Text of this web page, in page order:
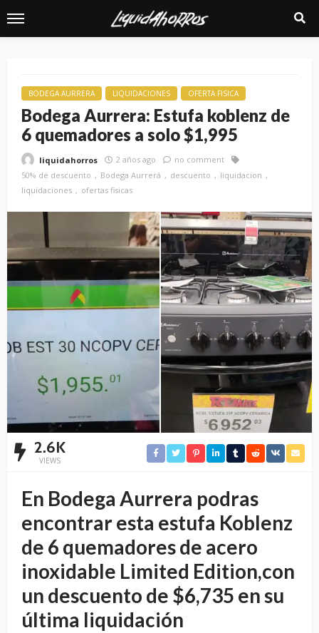
BODEGA AURRERA LIQUIDACIONES OFERTA FISICA
Bodega Aurrera: Estufa koblenz de
6 quemadores a solo $1,995
liquidahorros 2 años ago
no comment
50% de descuento
Bodega Aurrerá descuento
liquidacion
liquidaciones
ofertas fisicas
2.6K
VIEWS
En Bodega Aurrera podras
encontrar esta estufa Koblenz
de 6 quemadores de acero
inoxidable Limited Edition,con
un descuento de $6,735 en su
última liquidación